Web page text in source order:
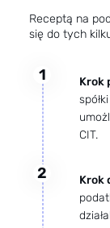
Receptą na
się do tych
1 Krok
CIT.
2 Krok